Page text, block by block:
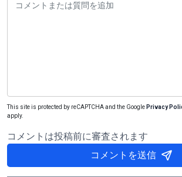
This site is protected by reCAPTCHA and the Google Privacy
apply.
コメントは投稿前に審査されます
コメントを送信